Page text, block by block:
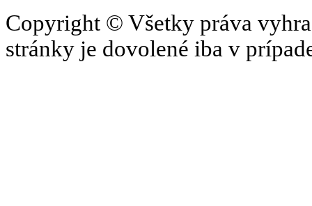
Copyright © Všetky práva
stránky je dovolené iba v